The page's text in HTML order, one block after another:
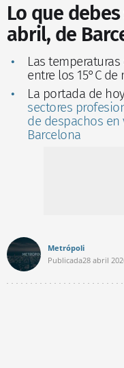
Lo que
abril, de
Las
entre los 15°C
La portada de
sectores
de despachos
Barcelona
Metrópoli
Publicada28 abril